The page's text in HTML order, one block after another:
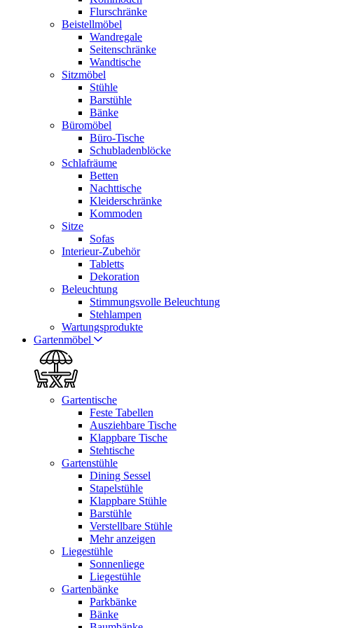
Flurschränke
Beistellmöbel
Wandregale
Seitenschränke
Wandtische
Sitzmöbel
Stühle
Barstühle
Bänke
Büromöbel
Büro-Tische
Schubladenblöcke
Schlafräume
Betten
Nachttische
Kleiderschränke
Kommoden
Sitze
Sofas
Interieur-Zubehör
Tabletts
Dekoration
Beleuchtung
Stimmungsvolle Beleuchtung
Stehlampen
Wartungsprodukte
Gartenmöbel
Gartentische
Feste Tabellen
Ausziehbare Tische
Klappbare Tische
Stehtische
Gartenstühle
Dining Sessel
Stapelstühle
Klappbare Stühle
Barstühle
Verstellbare Stühle
Mehr anzeigen
Liegestühle
Sonnenliege
Liegestühle
Gartenbänke
Parkbänke
Bänke